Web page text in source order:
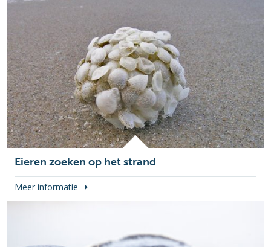
Eieren zoeken op het strand
Meer informatie